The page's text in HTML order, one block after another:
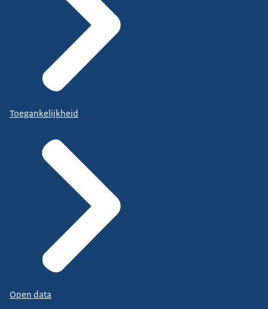
Toegankelijkheid
Open data